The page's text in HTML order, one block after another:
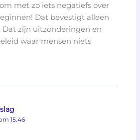
met zo iets negatiefs over
Dat bevestigt alleen
Dat zijn uitzonderingen en
waar mensen niets
15:46